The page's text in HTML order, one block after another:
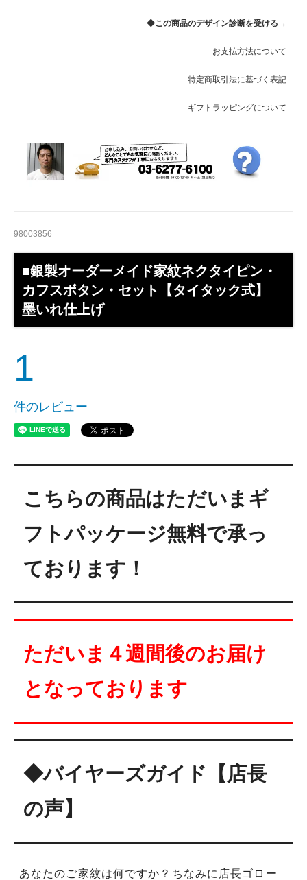
◆この商品のデザイン診断を受ける→
お支払方法について
特定商取引法に基づく表記
ギフトラッピングについて
98003856
■銀製オーダーメイド家紋ネクタイピン・
カフスボタン・セット【タイタック式】
墨いれ仕上げ
1
件のレビュー
こちらの商品はただいまギ
フトパッケージ無料で承っ
ております！
ただいま４週間後のお届け
となっております
◆バイヤーズガイド【店長
の声】
あなたのご家紋は何ですか？ちなみに店長ゴロー